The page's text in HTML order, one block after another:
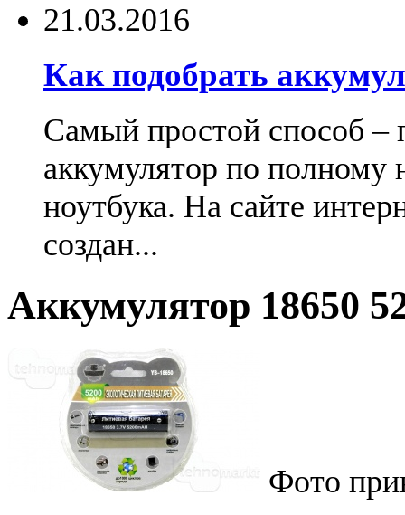
21.03.2016
Как подобрать
Самый простой способ –
аккумулятор по
ноутбука. На сайте
создан...
Аккумулятор 18650
Фото